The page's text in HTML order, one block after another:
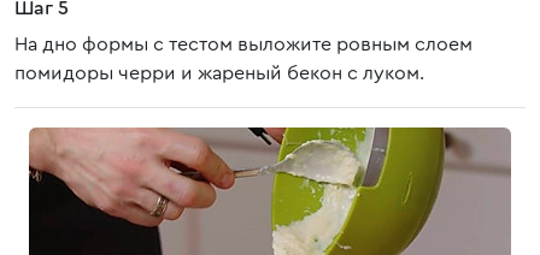
Шаг 5
На дно формы с тестом выложите ровным слоем
помидоры черри и жареный бекон с луком.